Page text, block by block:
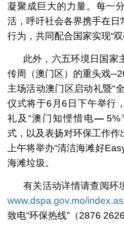
凝聚成巨大的力量。每一
活，呼吁社会各界携手在日
行为，共同配合国家实现“双
此外，六五环境日国家
传周（澳门区）的重头戏
主场活动澳门区启动礼暨“
仪式将于6月6日下午举行
礼及“澳门知悭惜电—5%
式，以及表扬对环保工作作
上午将举办“清洁海滩好
海滩垃圾。
有关活动详情请查阅环
www.dspa.gov.mo/
致电“环保热线”（2876